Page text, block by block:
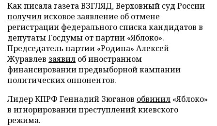
Как писала газета ВЗГЛЯД, Верховный суд России
получилисковое заявление об отмене
регистрации федерального списка кандидатов в
депутаты Госдумы от партии «Яблоко».
Председатель партии «Родина» Алексей
Журавлев заявил об иностранном
финансировании предвыборной кампании
политических оппонентов.
Лидер КПРФ Геннадий Зюганов обвинил «Яблоко»
в игнорировании преступлений киевского
режима.